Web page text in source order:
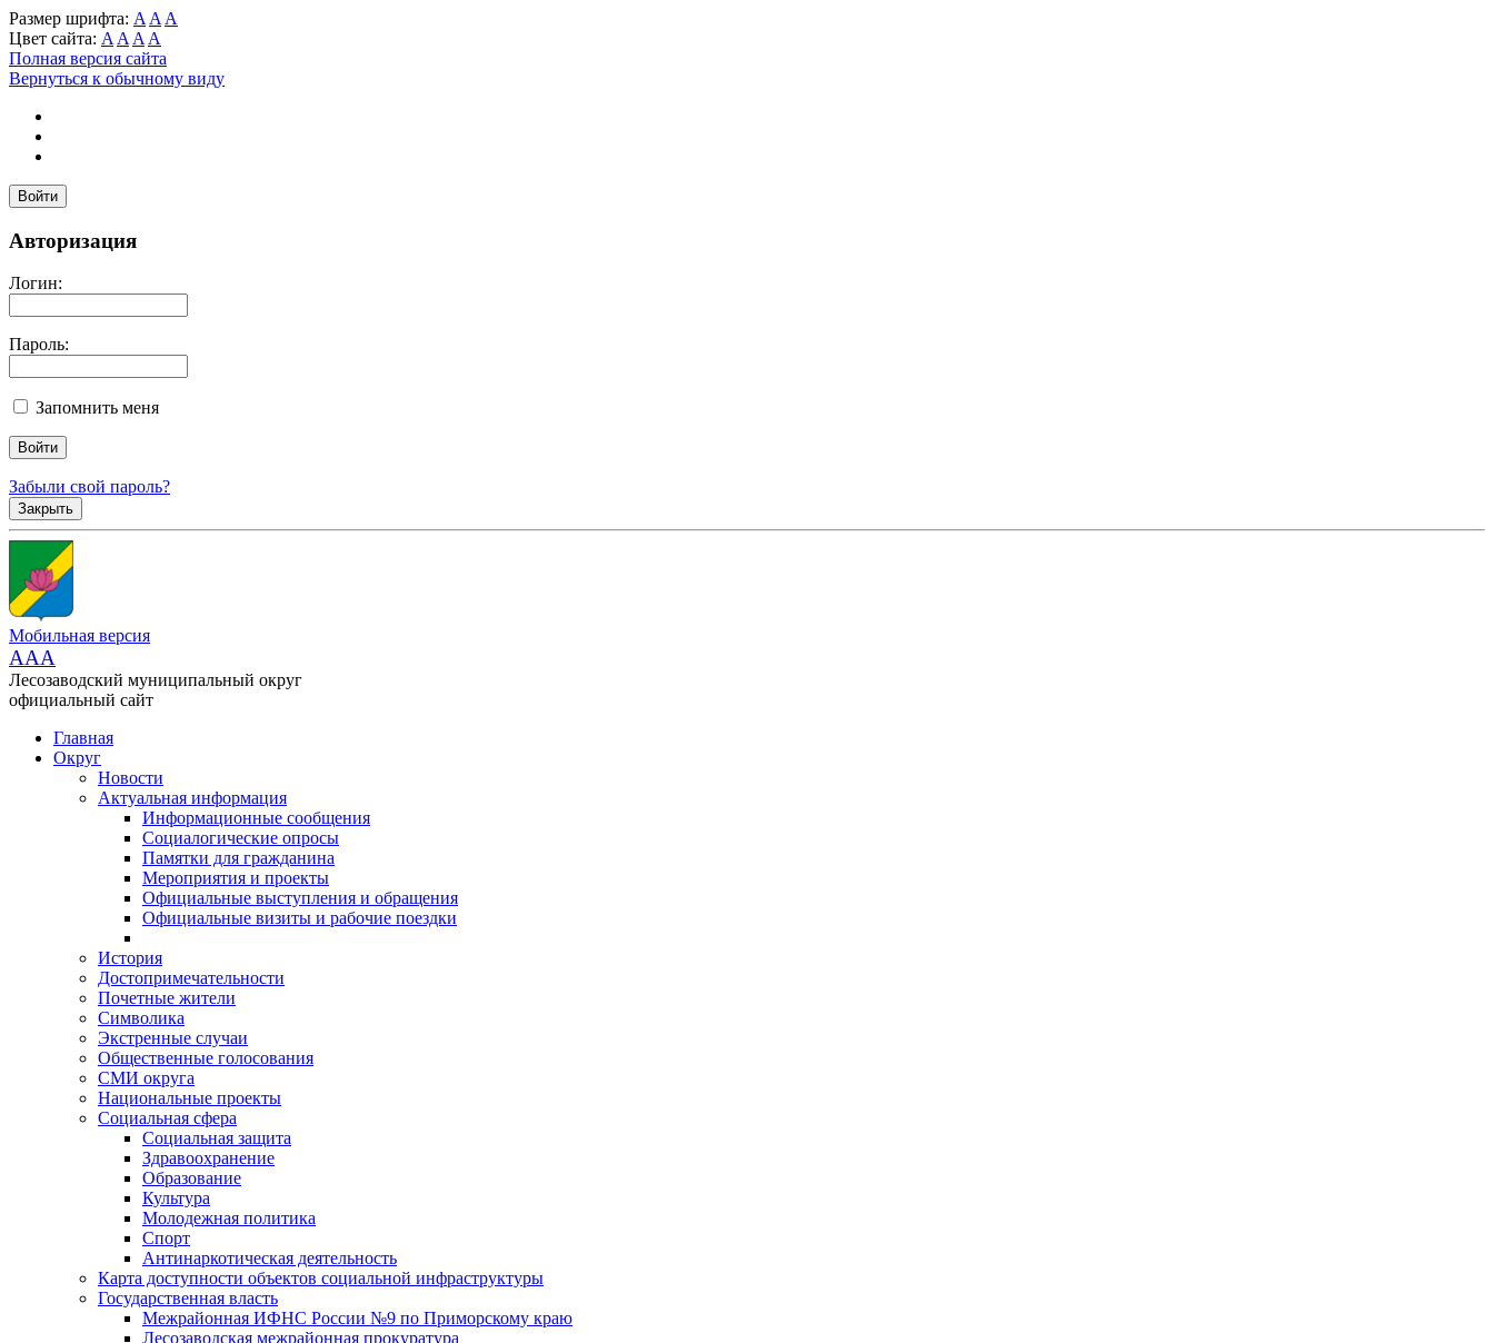
Размер шрифта: A A A
Цвет сайта: A A A A
Полная версия сайта
Вернуться к обычному виду
Войти
Авторизация
Логин:
Пароль:
Запомнить меня
Забыли свой пароль?
Закрыть
Мобильная версия
AAA
Лесозаводский муниципальный округ
официальный сайт
Главная
Округ
Новости
Актуальная информация
Информационные сообщения
Социалогические опросы
Памятки для гражданина
Мероприятия и проекты
Официальные выступления и обращения
Официальные визиты и рабочие поездки
История
Достопримечательности
Почетные жители
Символика
Экстренные случаи
Общественные голосования
СМИ округа
Национальные проекты
Социальная сфера
Социальная защита
Здравоохранение
Образование
Культура
Молодежная политика
Спорт
Антинаркотическая деятельность
Карта доступности объектов социальной инфраструктуры
Государственная власть
Межрайонная ИФНС России №9 по Приморскому краю
Лесозаводская межрайонная прокуратура